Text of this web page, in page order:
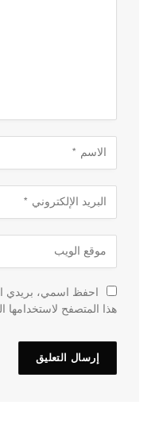
احفظ اسمي، بريدي
هذا المتصفح لاستخدامها